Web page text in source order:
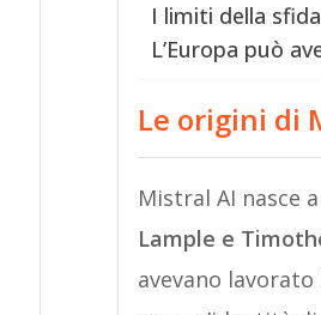
I limiti della
L’Europa può
Le origini di
Mistral AI nasce
Lample e
avevano